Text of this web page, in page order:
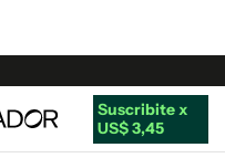
Suscribite x
US$ 3,45